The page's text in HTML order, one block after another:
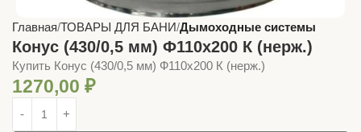
Главная ТОВАРЫ ДЛЯ БАНИ Дымоходные системы
Конус (430/0,5 мм) Ф110х200 К (нерж.)
Купить Конус (430/0,5 мм) Ф110х200 К (нерж.)
1270,00 ₽